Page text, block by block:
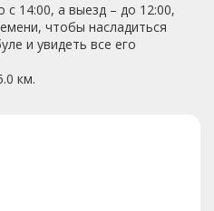
14:00, а выезд – до 12:00,
чтобы насладиться
и увидеть все его
км.